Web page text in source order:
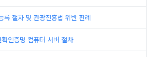
록 절차 및 관광진흥법 위반 판례
확인증명 컴퓨터 서버 절차